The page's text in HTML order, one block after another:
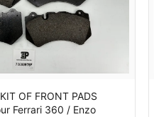
KIT OF FRONT PADS
Ferrari 360 / Enzo